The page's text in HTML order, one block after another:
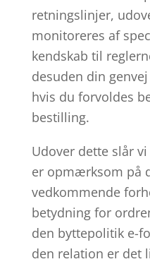
retningslinjer,
monitoreres af
kendskab til
desuden din
hvis du forvoldes
bestilling.
Udover dette slår
er opmærksom på
vedkommende
betydning for
den byttepolitik e-
den relation er det